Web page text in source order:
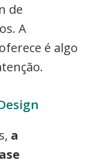
de
A
é algo
a